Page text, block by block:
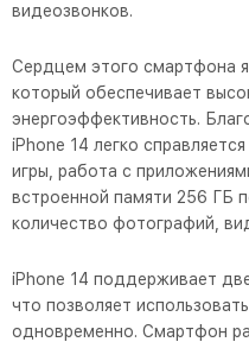
видеозвонков.
Сердцем этого смартфона
который обеспечивает
энергоэффективность.
iPhone 14 легко
игры, работа с
встроенной памяти 256 ГБ
количество фотографий,
iPhone 14 поддерживает
что позволяет
одновременно. Смартфон